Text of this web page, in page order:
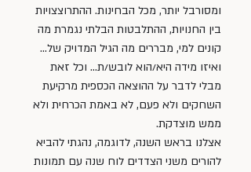
ומסורבל יותר, מכל הבחינות. ההתרוצצויות
בין החנויות, ההתלבטות הבלתי נגמרת מה
קונים למי, מבררים מה הגיל המדויק של…
ואיזו מידה היא/הוא לובש/ת… וכל זאת
מבלי לדבר על ההוצאה הכספית מרקיעת
השחקים ולא פעם, לא באמת הכרחית ולא
ממש מוצדקת.
אצלנו בראש השנה, לדוגמה, נהגתי להביא
להורים משני הצדדים לוח שנה עם תמונות